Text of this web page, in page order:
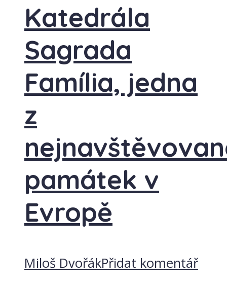
Katedrála
Sagrada
Família, jedna
z
památek v
Evropě
Miloš DvořákPřidat komentář